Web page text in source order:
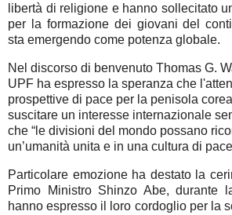
libertà di religione e hanno sollecitato
per la formazione dei giovani del
sta emergendo come potenza globale.
Nel discorso di benvenuto Thomas G.
UPF ha espresso la speranza che
prospettive di pace per la penisola
suscitare un interesse internazionale
che “le divisioni del mondo possano
un’umanità unita e in una cultura di
Particolare emozione ha destato la
Primo Ministro Shinzo Abe, durante
hanno espresso il loro cordoglio per la